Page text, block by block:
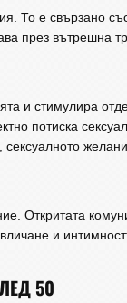
То е свързано
през вътрешна
и стимулира
потиска
Откритата
и
50